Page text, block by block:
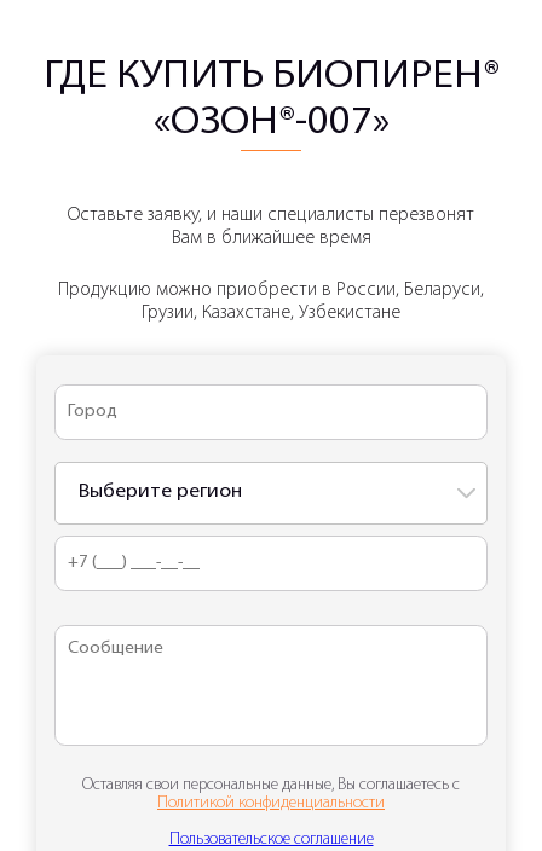
ГДЕ КУПИТЬ БИОПИРЕН®
«ОЗОН®-007»
Оставьте заявку, и наши специалисты перезвонят
Вам в ближайшее время
Продукцию можно приобрести в России, Беларуси,
Грузии, Казахстане, Узбекистане
Выберите регион
Оставляя свои персональные данные, Вы соглашаетесь с
Политикой конфиденциальности
Пользовательское соглашение